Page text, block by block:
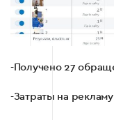
-Получено 27
-Затраты на